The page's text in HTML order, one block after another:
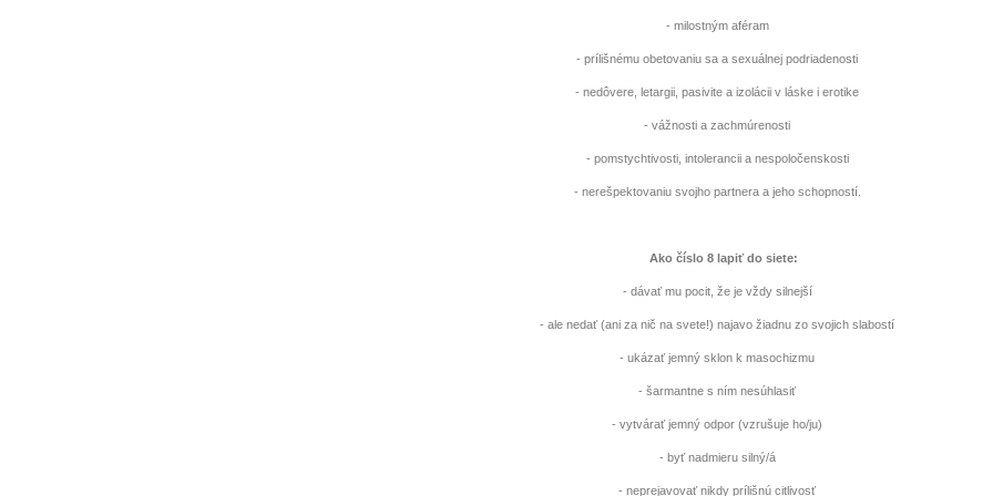
- milostným aféram
- prílišnému obetovaniu sa a sexuálnej podriadenosti
- nedôvere, letargii, pasivite a izolácii v láske i erotike
- vážnosti a zachmúrenosti
- pomstychtivosti, intolerancii a nespoločenskosti
- nerešpektovaniu svojho partnera a jeho schopností.
Ako číslo 8 lapiť do siete:
- dávať mu pocit, že je vždy silnejší
- ale nedať (ani za nič na svete!) najavo žiadnu zo svojich slabostí
- ukázať jemný sklon k masochizmu
- šarmantne s ním nesúhlasiť
- vytvárať jemný odpor (vzrušuje ho/ju)
- byť nadmieru silný/á
- neprejavovať nikdy prílišnú citlivosť